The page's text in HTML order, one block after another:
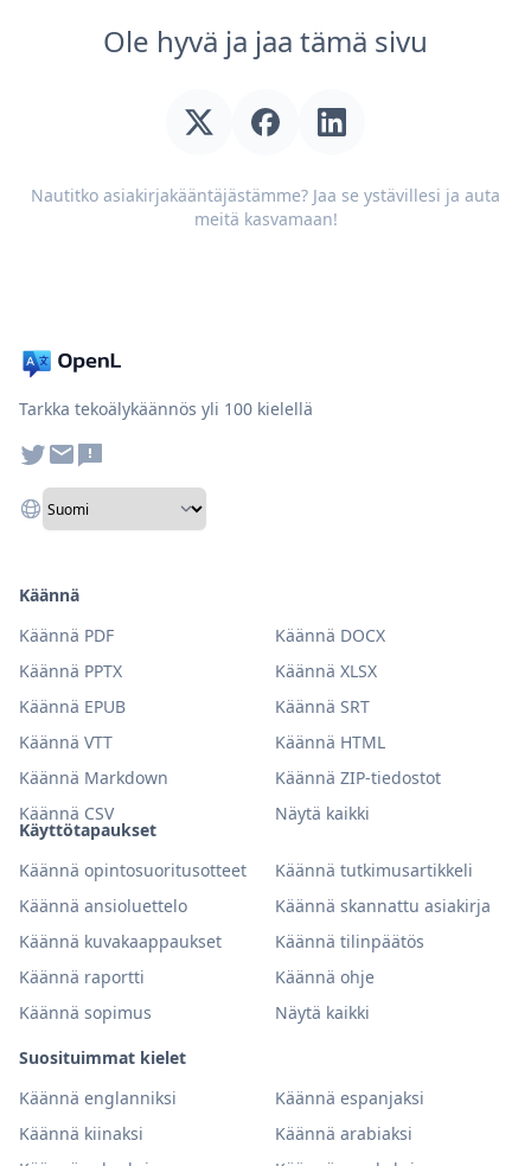
Ole hyvä ja jaa tämä sivu
Nautitko asiakirjakääntäjästämme? Jaa se ystävillesi ja auta
meitä kasvamaan!
Tarkka tekoälykäännös yli 100 kielellä
Käyttötapaukset
Käännä opintosuoritusotteet
Käännä tutkimusartikkeli
Käännä ansioluettelo
Käännä skannattu asiakirja
Käännä kuvakaappaukset
Käännä tilinpäätös
Käännä raportti
Käännä ohje
Käännä sopimus
Näytä kaikki
Suosituimmat kielet
Käännä englanniksi
Käännä espanjaksi
Käännä kiinaksi
Käännä arabiaksi
Käännä
Käännä PDF
Käännä DOCX
Käännä PPTX
Käännä XLSX
Käännä EPUB
Käännä SRT
Käännä VTT
Käännä HTML
Käännä Markdown
Käännä ZIP-tiedostot
Käännä CSV
Näytä kaikki